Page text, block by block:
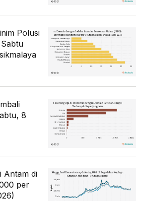
Polusi
8
Antam di
per